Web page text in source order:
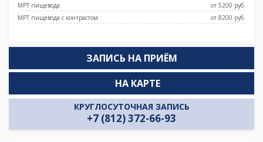
МРТ пищевода
от 5200 pуб.
МРТ пищевода с контрастом
от 8200 pуб.
ЗАПИСЬ НА ПРИЁМ
КРУГЛОСУТОЧНАЯ ЗАПИСЬ
+7 (812) 372-66-93
НА КАРТЕ